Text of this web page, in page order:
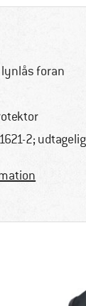
foran
2; udtagelig